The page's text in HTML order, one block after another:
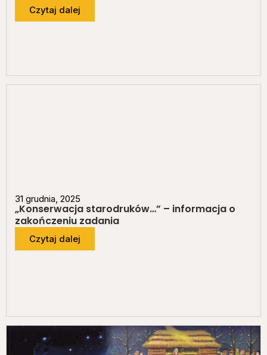
Czytaj dalej
31 grudnia, 2025
„Konserwacja starodruków…” – informacja o
zakończeniu zadania
Czytaj dalej